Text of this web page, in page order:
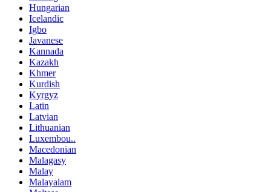
Hungarian
Icelandic
Igbo
Javanese
Kannada
Kazakh
Khmer
Kurdish
Kyrgyz
Latin
Latvian
Lithuanian
Luxembou..
Macedonian
Malagasy
Malay
Malayalam